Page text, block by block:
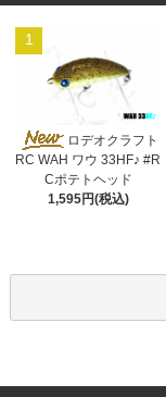
1
ロデオクラフト
RC WAH ワウ 33HF♪ #R
Cポテトヘッド
1,595円(税込)